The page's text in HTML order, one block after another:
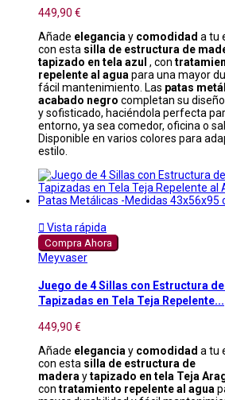
449,90 €
Añade eleganciay comodidad a tu
con esta silla de estructura de
tapizado en tela azul , con
repelente al aguapara una mayor
fácil mantenimiento. Las patas
acabado negro completan su
y sofisticado, haciéndola perfecta
entorno, ya sea comedor, oficina o
Disponible en varios colores para
estilo.
 Vista rápida
Compra Ahora
Meyvaser
Juego de 4 Sillas con Estructura
Tapizadas en Tela Teja Repelente...
449,90 €
Añade elegancia y comodidad a tu
con esta silla de estructura de
madera ytapizado en tela Teja
con tratamiento repelente al agua